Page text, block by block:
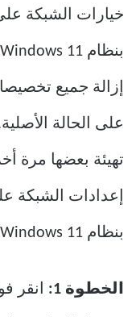
خيارات الشبكة
إزالة جميع
على الحالة
تهيئة بعضها مرة
إعدادات الشبكة
بنظام Windows 11.
الخطوة 1: انقر